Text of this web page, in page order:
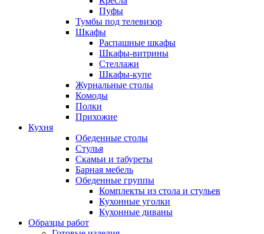
Пуфы
Тумбы под телевизор
Шкафы
Распашные шкафы
Шкафы-витрины
Стеллажи
Шкафы-купе
Журнальные столы
Комоды
Полки
Прихожие
Кухня
Обеденные столы
Стулья
Скамьи и табуреты
Барная мебель
Обеденные группы
Комплекты из стола и стульев
Кухонные уголки
Кухонные диваны
Образцы работ